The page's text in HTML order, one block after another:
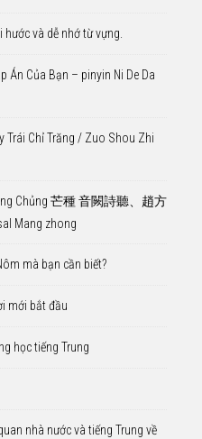
và dễ nhớ từ vựng.
Án Của Bạn – pinyin Ni De Da
Trái Chỉ Trăng / Zuo Shou Zhi
Chủng 芒種 音闕詩聽、趙方
Mang zhong
mà bạn cần biết?
mới bắt đầu
học tiếng Trung
nhà nước và tiếng Trung về